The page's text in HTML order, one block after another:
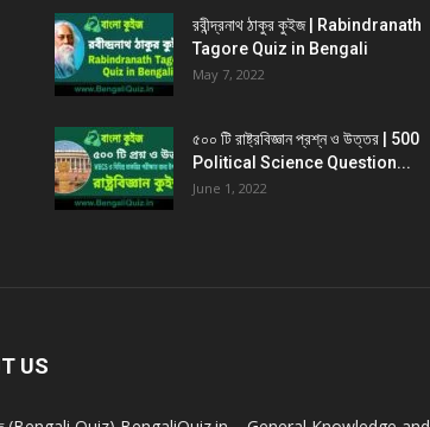
রবীন্দ্রনাথ ঠাকুর কুইজ | Rabindranath
Tagore Quiz in Bengali
May 7, 2022
৫০০ টি রাষ্ট্রবিজ্ঞান প্রশ্ন ও উত্তর | 500
Political Science Question...
June 1, 2022
US